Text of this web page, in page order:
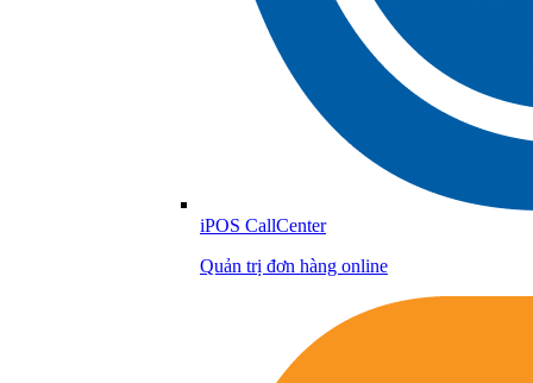
iPOS CallCenter
Quản trị đơn hàng online